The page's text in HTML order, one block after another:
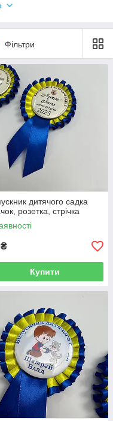
Фільтри
дитячого садка
розетка, стрічка
₴
Купити